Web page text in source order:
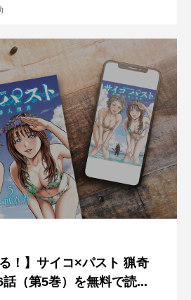
！】サイコ×パスト 猟奇
（第5巻）を無料で読...